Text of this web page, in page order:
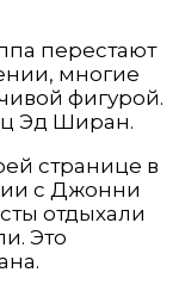
перестают
многие
фигурой.
Эд Ширан.
странице в
с Джонни
отдыхали
Это